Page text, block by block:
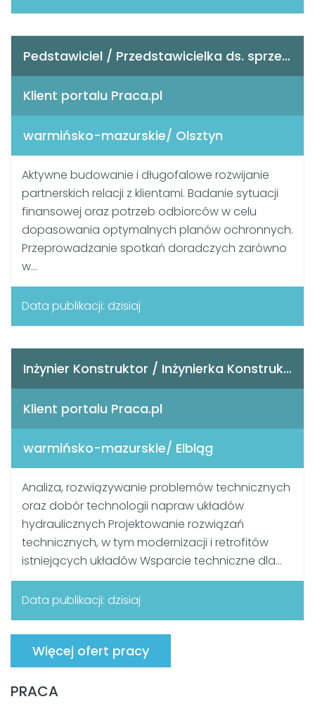
Pedstawiciel / Przedstawicielka ds. sprzedaży ubezpieczeń majątkowych
Klient portalu Praca.pl
warmińsko-mazurskie/ Olsztyn
Aktywne budowanie i długofalowe rozwijanie
partnerskich relacji z klientami. Badanie sytuacji
finansowej oraz potrzeb odbiorców w celu
dopasowania optymalnych planów ochronnych.
Przeprowadzanie spotkań doradczych zarówno
w...
Data publikacji: dzisiaj
Inżynier Konstruktor / Inżynierka Konstruktorka - hydraulika
Klient portalu Praca.pl
warmińsko-mazurskie/ Elbląg
Analiza, rozwiązywanie problemów technicznych
oraz dobór technologii napraw układów
hydraulicznych Projektowanie rozwiązań
technicznych, w tym modernizacji i retrofitów
istniejących układów Wsparcie techniczne dla...
Data publikacji: dzisiaj
Więcej ofert pracy
PRACA